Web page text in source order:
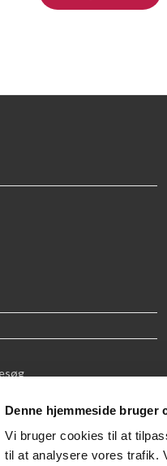
Denne hjemmeside bruger
Vi bruger cookies til at
til at analysere vores trafik.